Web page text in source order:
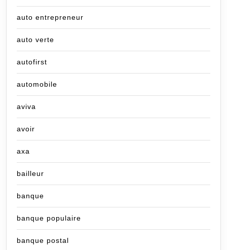
auto entrepreneur
auto verte
autofirst
automobile
aviva
avoir
axa
bailleur
banque
banque populaire
banque postal